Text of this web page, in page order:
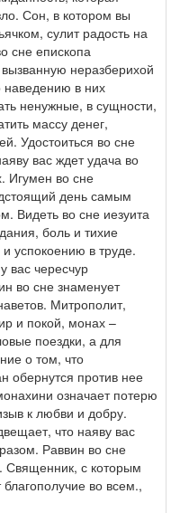
Сон, в котором вы
сулит радость на
сне епископа
неразберихой
наведению в них
ненужные, в сущности,
массу денег,
Удостоиться во сне
вас ждет удача во
Игумен во сне
день самым
Видеть во сне иезуита
боль и тихие
успокоению в труде.
вас чересчур
во сне знаменует
Митрополит,
и покой, монах –
поездки, а для
о том, что
обернутся против нее
означает потерю
к любви и добру.
что наяву вас
Раввин во сне
Священник, с которым
во всем.,